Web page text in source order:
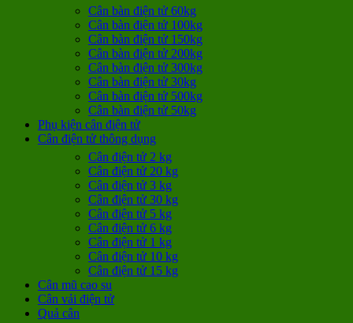
Cân bàn điện tử 60kg
Cân bàn điện tử 100kg
Cân bàn điện tử 150kg
Cân bàn điện tử 200kg
Cân bàn điện tử 300kg
Cân bàn điện tử 30kg
Cân bàn điện tử 500kg
Cân bàn điện tử 50kg
Phụ kiện cân điện tử
Cân điện tử thông dụng
Cân điện tử 2 kg
Cân điện tử 20 kg
Cân điện tử 3 kg
Cân điện tử 30 kg
Cân điện tử 5 kg
Cân điện tử 6 kg
Cân điện tử 1 kg
Cân điện tử 10 kg
Cân điện tử 15 kg
Cân mũ cao su
Cân vải điện tử
Quả cân